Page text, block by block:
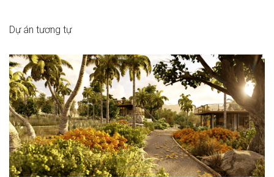
Dự án tương tự